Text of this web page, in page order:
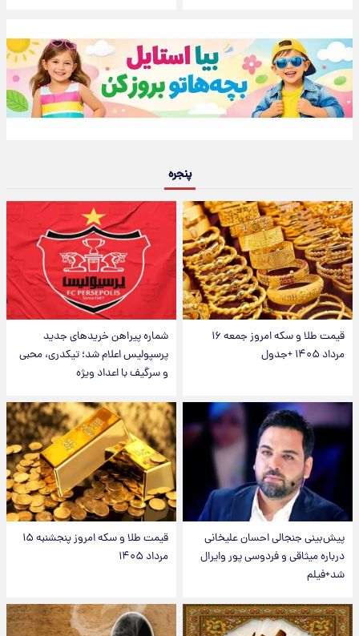
پنجره
قیمت طلا و سکه امروز جمعه ۱۶
مرداد ۱۴۰۵ +جدول
شماره پیراهن خریدهای جدید
پرسپولیس اعلام شد؛ تیکدری، محبی
و سرگیف با اعداد ویژه
پیش‌بینی جنجالی احسان علیخانی
درباره میثاقی و فردوسی پور وایرال
شد+فیلم
قیمت طلا و سکه امروز پنجشنبه ۱۵
مرداد ۱۴۰۵